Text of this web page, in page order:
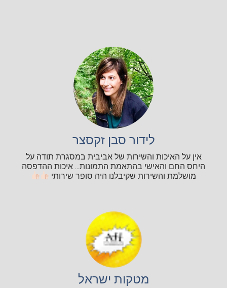
לידור סבן זקסצר
אין על האיכות והשירות של אביבית במסגרת תודה על
היחס החם והאישי בהתאמת התמונות... איכות ההדפסה
מושלמת והשירות שקיבלנו היה סופר שירותי
מטקות ישראל